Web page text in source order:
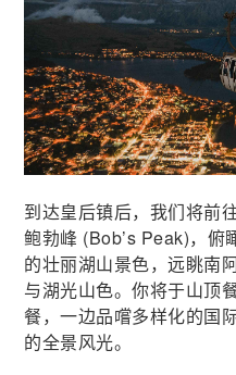
到达皇后镇后，我们将前
鲍勃峰 (Bob’s Peak)，俯
的壮丽湖山景色，远眺南
与湖光山色。你将于山顶
餐，一边品嚐多样化的国
的全景风光。